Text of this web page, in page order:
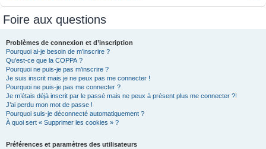
Foire aux questions
Problèmes de connexion et d’inscription
Pourquoi ai-je besoin de m’inscrire ?
Qu’est-ce que la COPPA ?
Pourquoi ne puis-je pas m’inscrire ?
Je suis inscrit mais je ne peux pas me connecter !
Pourquoi ne puis-je pas me connecter ?
Je m’étais déjà inscrit par le passé mais ne peux à présent plus me connecter ?!
J’ai perdu mon mot de passe !
Pourquoi suis-je déconnecté automatiquement ?
À quoi sert « Supprimer les cookies » ?
Préférences et paramètres des utilisateurs